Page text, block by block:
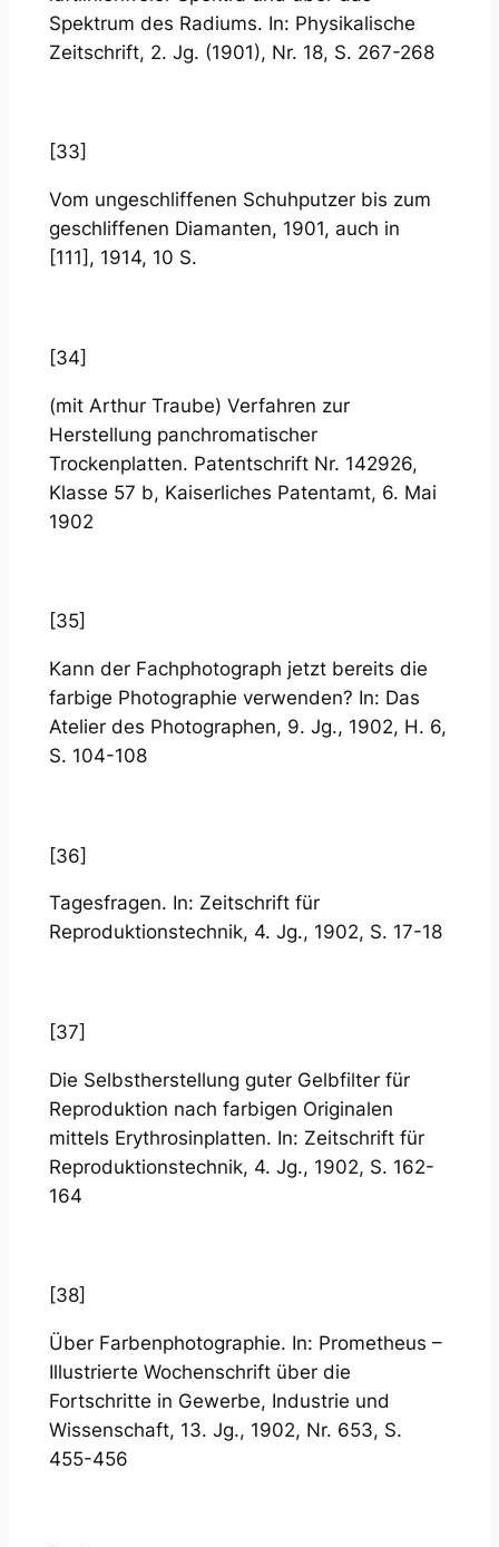
Spektrum des Radiums. In: Physikalische
Zeitschrift, 2. Jg. (1901), Nr. 18, S. 267-268
[33]
Vom ungeschliffenen Schuhputzer bis zum
geschliffenen Diamanten, 1901, auch in
[111], 1914, 10 S.
[34]
(mit Arthur Traube) Verfahren zur
Herstellung panchromatischer
Trockenplatten. Patentschrift Nr. 142926,
Klasse 57 b, Kaiserliches Patentamt, 6. Mai
1902
[35]
Kann der Fachphotograph jetzt bereits die
farbige Photographie verwenden? In: Das
Atelier des Photographen, 9. Jg., 1902, H. 6,
S. 104-108
[36]
Tagesfragen. In: Zeitschrift für
Reproduktionstechnik, 4. Jg., 1902, S. 17-18
[37]
Die Selbstherstellung guter Gelbfilter für
Reproduktion nach farbigen Originalen
mittels Erythrosinplatten. In: Zeitschrift für
Reproduktionstechnik, 4. Jg., 1902, S. 162-
164
[38]
Über Farbenphotographie. In: Prometheus –
Illustrierte Wochenschrift über die
Fortschritte in Gewerbe, Industrie und
Wissenschaft, 13. Jg., 1902, Nr. 653, S.
455-456